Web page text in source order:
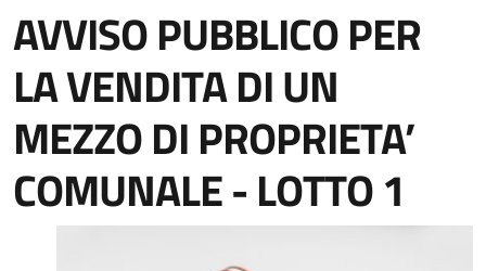
AVVISO PUBBLICO PER
LA VENDITA DI UN
MEZZO DI PROPRIETA’
COMUNALE - LOTTO 1